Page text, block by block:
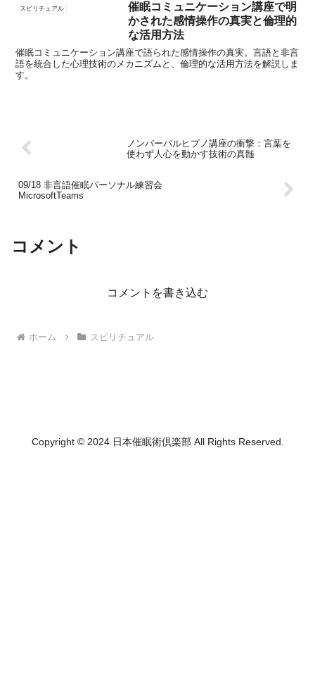
スピリチュアル
催眠コミュニケーション講座で明
かされた感情操作の真実と倫理的
な活用方法
催眠コミュニケーション講座で語られた感情操作の真実。言語と非言
語を統合した心理技術のメカニズムと、倫理的な活用方法を解説しま
す。
ノンバーバルヒプノ講座の衝撃：言葉を
使わず人心を動かす技術の真髄
09/18 非言語催眠パーソナル練習会
MicrosoftTeams
コメント
コメントを書き込む
ホーム スピリチュアル
Copyright © 2024 日本催眠術倶楽部 All Rights Reserved.